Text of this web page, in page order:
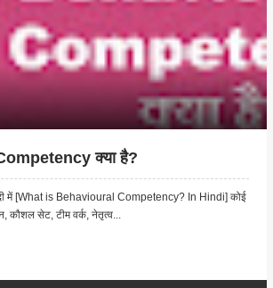
क्या है?
में [What is Behavioural Competency? In Hindi] कोई
कौशल सेट, टीम वर्क, नेतृत्व...